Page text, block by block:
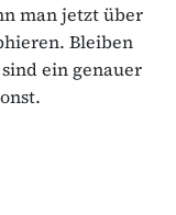
man jetzt über
Bleiben
ein genauer